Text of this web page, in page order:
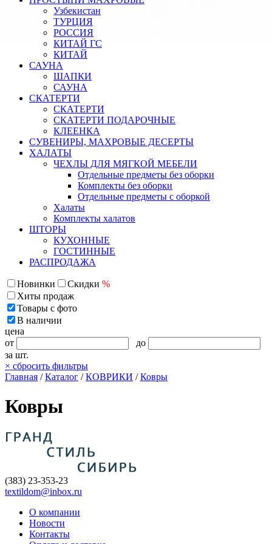
Узбекистан
ТУРЦИЯ
РОССИЯ
КИТАЙ ГС
КИТАЙ
САУНА
ШАПКИ
САУНА
СКАТЕРТИ
СКАТЕРТИ
СКАТЕРТИ ПОДАРОЧНЫЕ
КЛЕЕНКА
СУВЕНИРЫ, МАХРОВЫЕ ДЕСЕРТЫ
ХАЛАТЫ
ЧЕХЛЫ ДЛЯ МЯГКОЙ МЕБЕЛИ
Отдельные предметы без оборки
Комплекты без оборки
Отдельные предметы с оборкой
Халаты
Комплекты халатов
ШТОРЫ
КУХОННЫЕ
ГОСТИННЫЕ
РАСПРОДАЖА
Новинки Скидки %
Хиты продаж
Товары с фото
В наличии
цена
от
до
за шт.
× сбросить фильтры
Главная /Каталог /КОВРИКИ /Ковры
Ковры
(383) 23-353-23
textildom@inbox.ru
О компании
Новости
Контакты